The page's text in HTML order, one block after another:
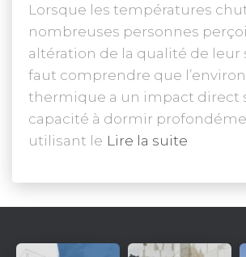
Lorsque les températures
nombreuses personnes
altération de la qualité de leur
faut comprendre que
thermique a un impact direct
capacité à dormir
utilisant le Lire la suite